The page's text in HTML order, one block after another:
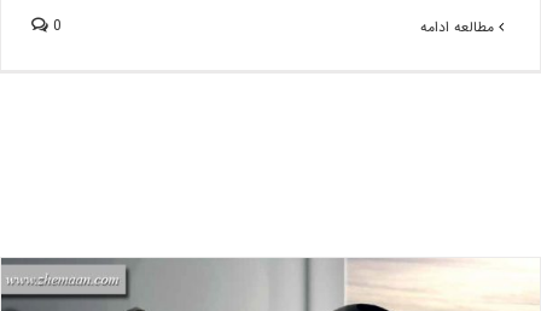
مطالعه ادامه